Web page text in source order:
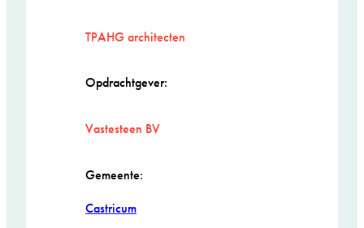
TPAHG architecten
Opdrachtgever:
Vastesteen BV
Gemeente:
Castricum